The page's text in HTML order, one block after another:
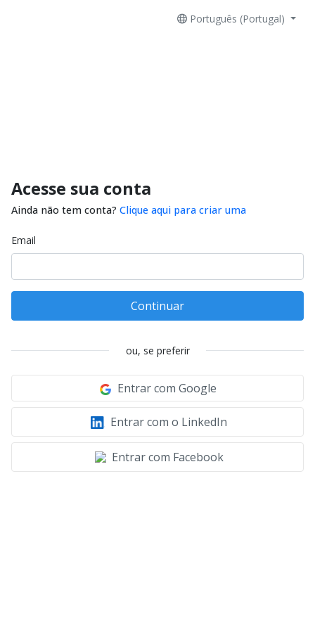
Português (Portugal)
Acesse sua conta
Ainda não tem conta? Clique aqui para criar uma
Email
Continuar
ou, se preferir
Entrar com Google
Entrar com o LinkedIn
Entrar com Facebook